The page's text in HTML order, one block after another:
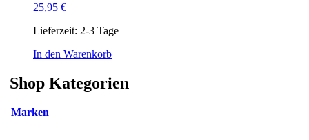
25,95 €
Lieferzeit: 2-3 Tage
In den Warenkorb
Shop Kategorien
Marken